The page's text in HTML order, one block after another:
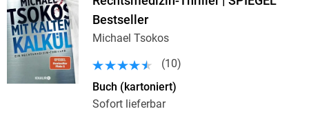
Bestseller
Michael Tsokos
(10)
Buch (kartoniert)
Sofort lieferbar